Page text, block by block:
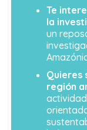
Te
la
un
Quieres
región